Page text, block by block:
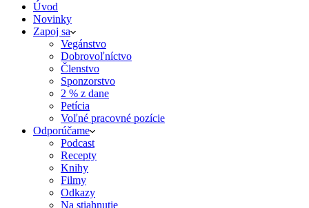
Úvod
Novinky
Zapoj sa
Vegánstvo
Dobrovoľníctvo
Členstvo
Sponzorstvo
2 % z dane
Petícia
Voľné pracovné pozície
Odporúčame
Podcast
Recepty
Knihy
Filmy
Odkazy
Na stiahnutie